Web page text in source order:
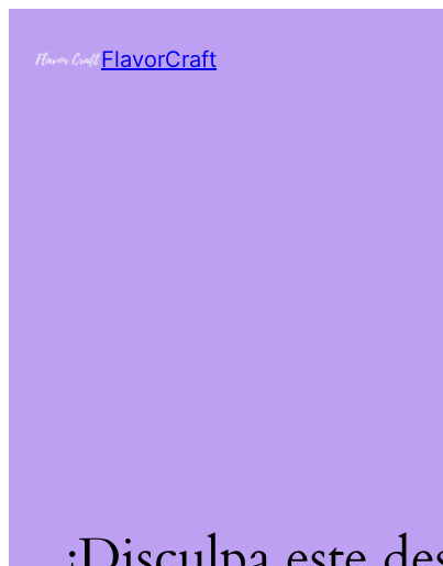
FlavorCraft